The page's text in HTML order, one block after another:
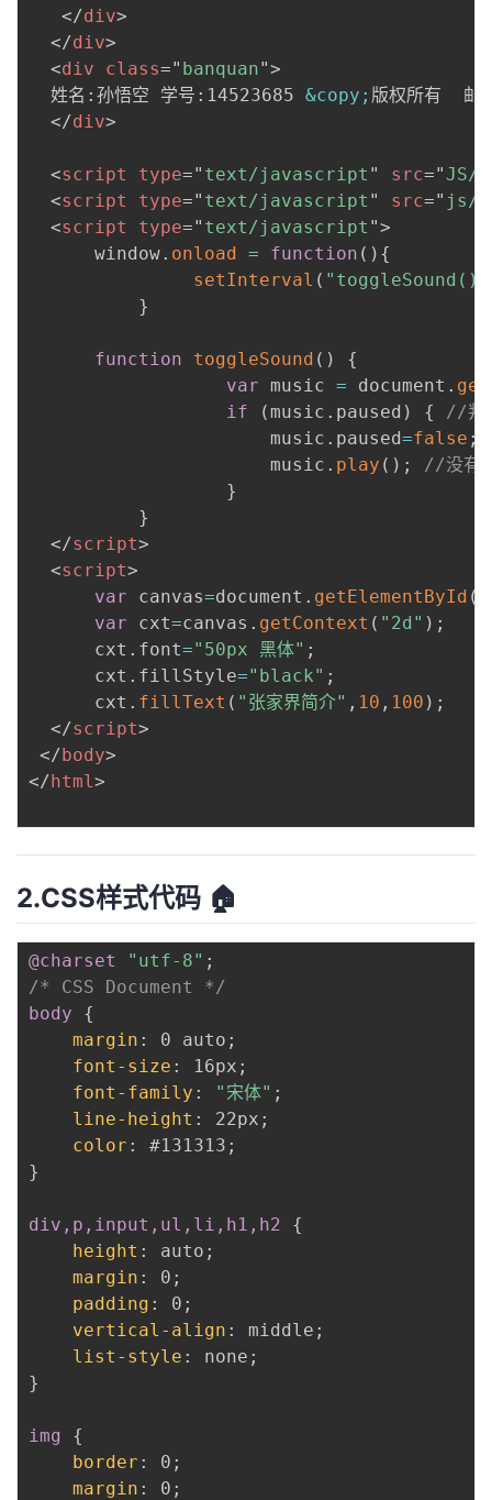
</div>
</div>
<div class=" banquan">
  姓名:孙悟空 学号:14523685
&copy; 版权所有  邮
</div>
<script type=" text/javascript " src=" JS/
<script type=" text/javascript " src=" js/
<script type=" text/javascript ">
      window
. onload = function ( ) {
setInterval ( "toggleSound()"
}
function toggleSound ( )
{
var music = document .
if
( music . paused ) {
//判
                      music
. paused=false ;
                      music
. play ( ) ;
//没有
}
}
</script>
<script>
var canvas=document . getElementById (
var cxt=canvas . getContext ( "2d" ) ;
	  cxt
. font="50px 黑体" ;
	  cxt
. fillStyle="black" ;
	  cxt
. fillText ( "张家界简介" , 10 , 100 ) ;
</script>
</body>
</html>
2.CSS样式代码 🏠
@charset "utf-8" ;
/* CSS Document */
body
{
margin : 0 auto ;
font-size : 16px ;
font-family : "宋体" ;
line-height : 22px ;
color : #131313 ;
}
div,p,input,ul,li,h1,h2
{
height : auto ;
margin : 0 ;
padding : 0 ;
vertical-align : middle ;
list-style : none ;
}
img
{
border : 0 ;
margin : 0 ;